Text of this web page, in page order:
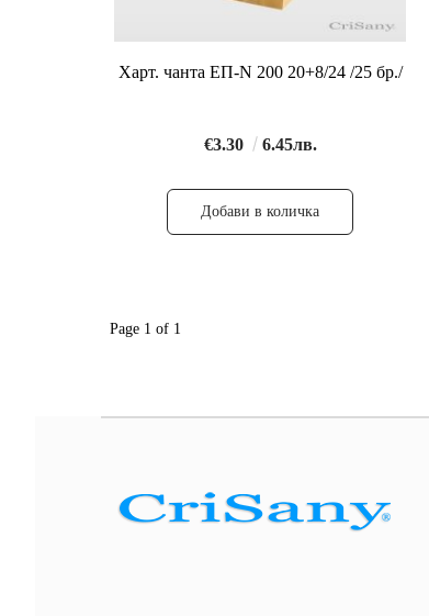
Харт. чанта ЕП-N 200 20+8/24 /25 бр./
€3.30 6.45лв.
Page 1 of 1